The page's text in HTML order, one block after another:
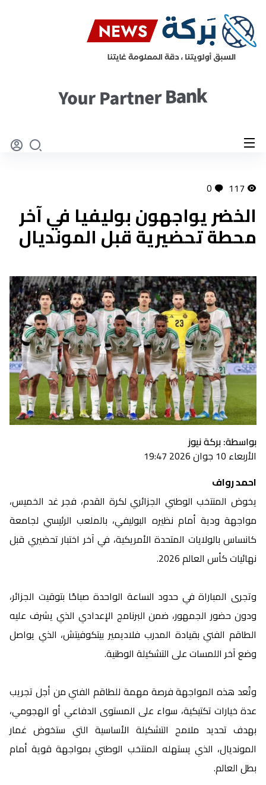
117
0
الخضر يواجهون بوليفيا في آخر
محطة تحضيرية قبل المونديال
بواسطة: بركة نيوز
الأربعاء 10 جوان 2026 19:47
احمد رواف
يخوض المنتخب الوطني الجزائري لكرة القدم، فجر غد الخميس،
مواجهة ودية أمام نظيره البوليفي، بالملعب الرئيسي لجامعة
كانساس بالولايات المتحدة الأمريكية، في آخر اختبار تحضيري قبل
نهائيات كأس العالم 2026.
وتجرى المباراة في حدود الساعة الواحدة صباحًا بتوقيت الجزائر،
ودون حضور الجمهور، ضمن البرنامج الإعدادي الذي يشرف عليه
الطاقم الفني بقيادة المدرب فلاديمير بيتكوفيتش، الذي يواصل
وضع آخر اللمسات على التشكيلة الوطنية.
وتُعد هذه المواجهة فرصة مهمة للطاقم الفني من أجل تجريب
عدة خيارات تكتيكية، سواء على المستوى الدفاعي أو الهجومي،
بهدف تحديد ملامح التشكيلة الأساسية التي ستخوض غمار
المونديال، الذي يستهله المنتخب الوطني بمواجهة قوية أمام
بطل العالم.